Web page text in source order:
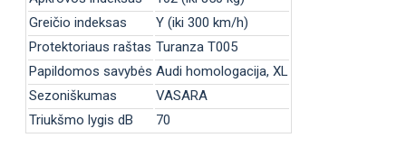
Greičio indeksas
Y (iki 300 km/h)
Protektoriaus raštas Turanza T005
Papildomos savybės Audi homologacija, XL
Sezoniškumas
VASARA
Triukšmo lygis dB
70